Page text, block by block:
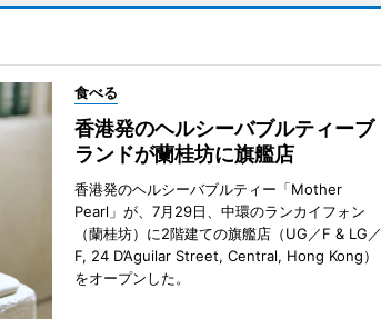
食べる
香港発のヘルシーバブルティーブ
ランドが蘭桂坊に旗艦店
香港発のヘルシーバブルティー「Mother
Pearl」が、7月29日、中環のランカイフォン
（蘭桂坊）に2階建ての旗艦店（UG／F & LG／
F, 24 D’Aguilar Street, Central, Hong Kong）
をオープンした。